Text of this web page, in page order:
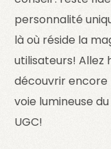
personnalité
là où réside la
utilisateurs! Allez
découvrir encore
voie lumineuse
UGC!